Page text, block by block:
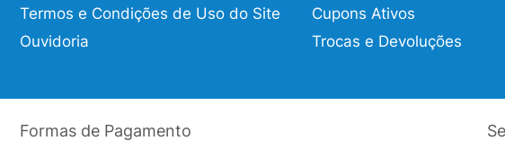
Termos e Condições de Uso do Site
Ouvidoria
Cupons Ativos
Trocas e Devoluções
Formas de Pagamento